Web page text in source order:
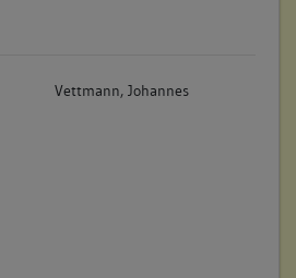
Vettmann, Johannes